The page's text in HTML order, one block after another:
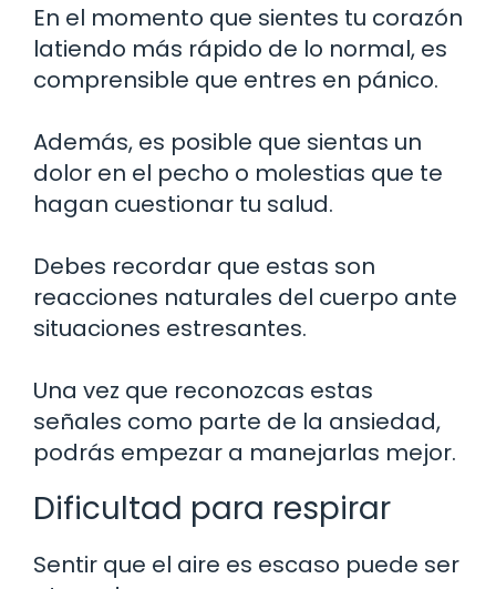
En el momento que sientes tu corazón
latiendo más rápido de lo normal, es
comprensible que entres en pánico.
Además, es posible que sientas un
dolor en el pecho o molestias que te
hagan cuestionar tu salud.
Debes recordar que estas son
reacciones naturales del cuerpo ante
situaciones estresantes.
Una vez que reconozcas estas
señales como parte de la ansiedad,
podrás empezar a manejarlas mejor.
Dificultad para respirar
Sentir que el aire es escaso puede ser